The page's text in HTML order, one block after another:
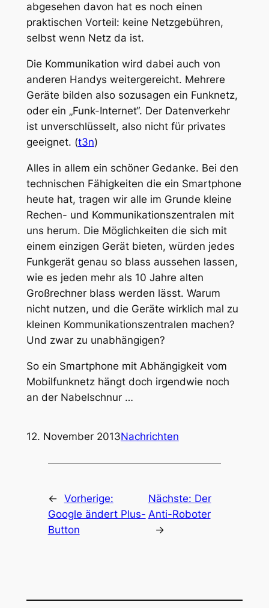
abgesehen davon hat es noch einen
praktischen Vorteil: keine Netzgebühren,
selbst wenn Netz da ist.
Die Kommunikation wird dabei auch von
anderen Handys weitergereicht. Mehrere
Geräte bilden also sozusagen ein Funknetz,
oder ein „Funk-Internet“. Der Datenverkehr
ist unverschlüsselt, also nicht für privates
geeignet. (t3n)
Alles in allem ein schöner Gedanke. Bei den
technischen Fähigkeiten die ein Smartphone
heute hat, tragen wir alle im Grunde kleine
Rechen- und Kommunikationszentralen mit
uns herum. Die Möglichkeiten die sich mit
einem einzigen Gerät bieten, würden jedes
Funkgerät genau so blass aussehen lassen,
wie es jeden mehr als 10 Jahre alten
Großrechner blass werden lässt. Warum
nicht nutzen, und die Geräte wirklich mal zu
kleinen Kommunikationszentralen machen?
Und zwar zu unabhängigen?
So ein Smartphone mit Abhängigkeit vom
Mobilfunknetz hängt doch irgendwie noch
an der Nabelschnur …
12. November 2013Nachrichten
← Vorherige:
Google ändert Plus-
Button
Nächste: Der
Anti-Roboter
→